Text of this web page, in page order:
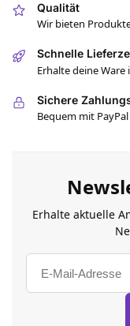
Qualität
Wir bieten
Schnelle
Erhalte deine Ware
Sichere
Bequem mit
Erhalte aktuelle